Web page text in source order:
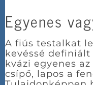
Egyenes
A fiús testalkat
kevéssé
kvázi egyenes
csípő, lapos a